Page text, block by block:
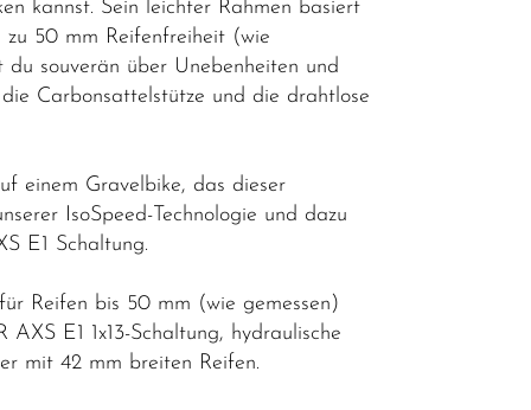
kannst. Sein leichter Rahmen basiert
50 mm Reifenfreiheit (wie
souverän über Unebenheiten und
Carbonsattelstütze und die drahtlose
einem Gravelbike, das dieser
IsoSpeed-Technologie und dazu
E1 Schaltung.
Reifen bis 50 mm (wie gemessen)
E1 1x13-Schaltung, hydraulische
mit 42 mm breiten Reifen.